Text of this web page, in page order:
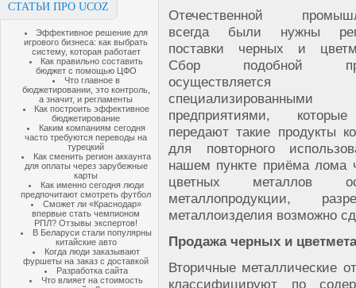
СТАТЬИ ПРО UCOZ
Эффективное решение для
игрового бизнеса: как выбрать
систему, которая работает
Как правильно составить
бюджет с помощью ЦФО
Что главное в
бюджетировании, это контроль,
а значит, и регламенты
Как построить эффективное
бюджетирование
Каким компаниям сегодня
часто требуются переводы на
турецкий
Как сменить регион аккаунта
для оплаты через зарубежные
карты
Как именно сегодня люди
предпочитают смотреть футбол
Сможет ли «Краснодар»
впервые стать чемпионом
РПЛ? Отзывы экспертов!
В Беларуси стали популярны
китайские авто
Когда люди заказывают
фуршеты на заказ с доставкой
Разработка сайта
Что влияет на стоимость
Отечественной
всегда были нужны
поставки черных и
Сбор подобной
осуществляется
специализированными
предприятиями,
передают такие продукты
для повторного
нашем пункте приёма лома
цветных металлов
металлопродукции,
металлоизделия возможно
Продажа черных и
Вторичные металлические
классифицируют по